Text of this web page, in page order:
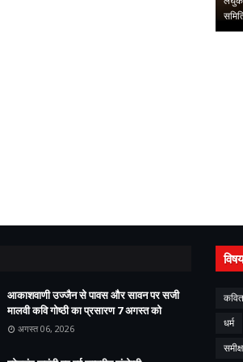
आकाशवाणी उज्जैन से पावस और सावन पर सजी
मालवी कवि गोष्ठी का प्रसारण 7 अगस्त को
अगस्त 06, 2026
विषय
धर्म